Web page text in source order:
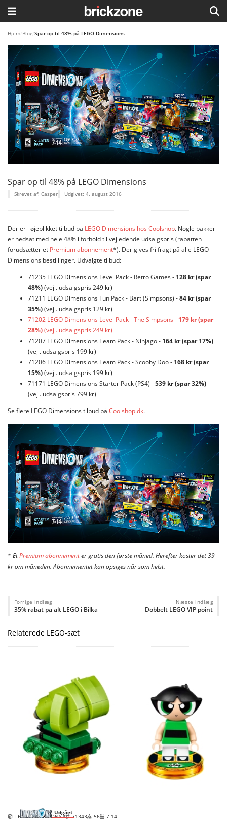
HJEM
TEMAER
BLOG
LEGO FAVORITTER
Hjem Blog Spar op til 48% på LEGO Dimensions
Spar op til 48% på LEGO Dimensions
Skrevet af: Casper Udgivet: 4. august 2016
Der er i øjeblikket tilbud på LEGO Dimensions hos Coolshop. Nogle pakker
er nedsat med hele 48% i forhold til vejledende udsalgspris (rabatten
forudsætter et Premium abonnement*). Der gives fri fragt på alle LEGO
Dimensions bestillinger. Udvalgte tilbud:
71235 LEGO Dimensions Level Pack - Retro Games - 128 kr (spar
48%)(vejl. udsalgspris 249 kr)
71211 LEGO Dimensions Fun Pack - Bart (Simpsons) -84 kr (spar
35%)(vejl. udsalgspris 129 kr)
71202 LEGO Dimensions Level Pack - The Simpsons - 179 kr (spar
28%)(vejl. udsalgspris 249 kr)
71207 LEGO Dimensions Team Pack - Ninjago - 164 kr (spar 17%)
(vejl. udsalgspris 199 kr)
71206 LEGO Dimensions Team Pack - Scooby Doo - 168 kr (spar
15%)(vejl. udsalgspris 199 kr)
71171 LEGO Dimensions Starter Pack (PS4) -539 kr (spar 32%)
(vejl. udsalgspris 799 kr)
Se flere LEGO Dimensions tilbud på Coolshop.dk.
* EtPremium abonnementer gratis den første måned. Herefter koster det 39
kr om måneden. Abonnementet kan opsiges når som helst.
Forrige indlæg
35% rabat på alt LEGO i Bilka
Næste indlæg
Dobbelt LEGO VIP point
Relaterede LEGO-sæt
Udgået
LEGO DIMENSIONS™ 71343 56 7-14